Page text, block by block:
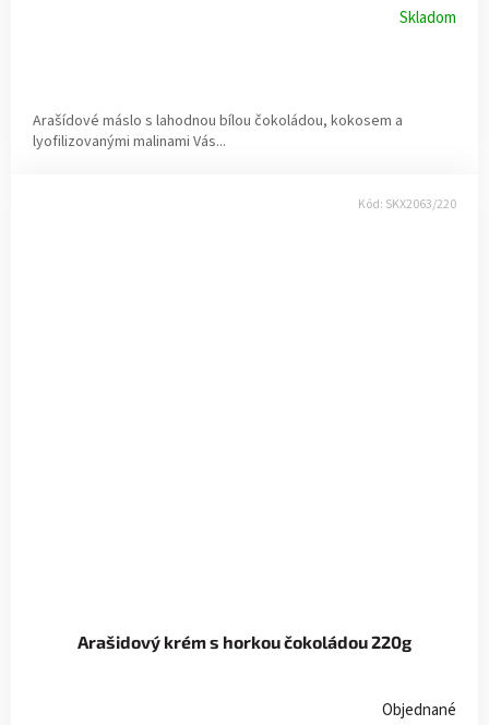
Skladom
Arašídové máslo s lahodnou bílou čokoládou, kokosem a
lyofilizovanými malinami Vás...
Arašidový krém s horkou čokoládou 220g
Objednané
Kód: SKX2063/220